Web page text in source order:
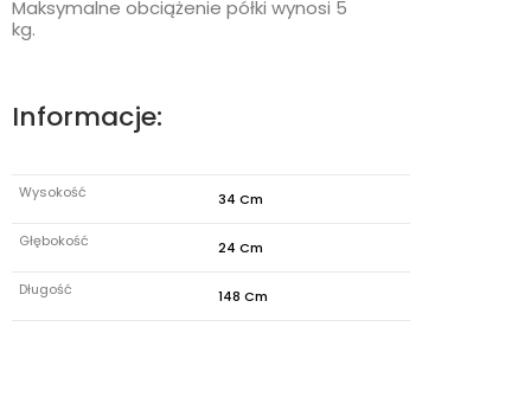
Maksymalne obciążenie półki wynosi 5
kg.
Informacje:
Wysokość 34 Cm
Głębokość 24 Cm
Długość 148 Cm